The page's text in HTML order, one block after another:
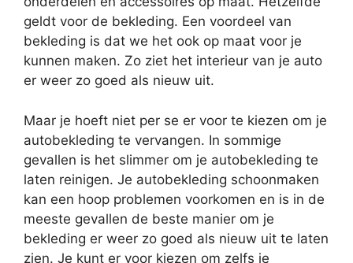
geldt voor de bekleding. Een voordeel van
bekleding is dat we het ook op maat voor je
kunnen maken. Zo ziet het interieur van je auto
er weer zo goed als nieuw uit.
Maar je hoeft niet per se er voor te kiezen om je
autobekleding te vervangen. In sommige
gevallen is het slimmer om je autobekleding te
laten reinigen. Je autobekleding schoonmaken
kan een hoop problemen voorkomen en is in de
meeste gevallen de beste manier om je
bekleding er weer zo goed als nieuw uit te laten
zien. Je kunt er voor kiezen om zelfs je